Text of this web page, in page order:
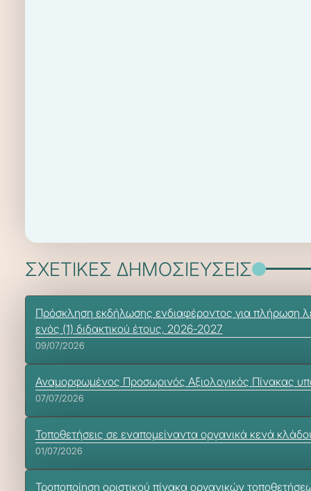
ΣΧΕΤΙΚΕΣ ΔΗΜΟΣΙΕΥΣΕΙΣ
Πρόσκληση εκδήλωσης ενδιαφέροντος για πλήρωση
ενός (1) διδακτικού έτους, 2026-2027
09/07/2026
Αναμορφωμένος Προσωρινός Αξιολογικός Πίνακας
07/07/2026
Τοποθετήσεις σε εναπομείναντα οργανικά κενά
01/07/2026
Τροποποίηση οριστικού πίνακα οργανικών